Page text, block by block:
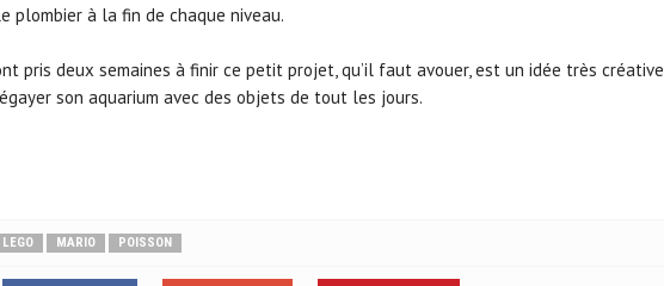
plombier à la fin de chaque niveau.
pris deux semaines à finir ce petit projet, qu’il faut avouer, est un idée très créative
son aquarium avec des objets de tout les jours.
LEGO MARIO POISSON